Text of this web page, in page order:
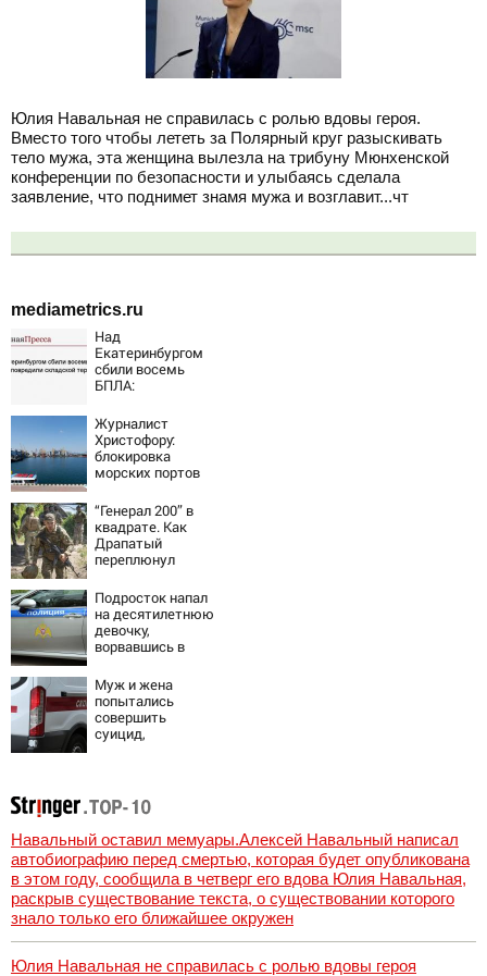
Юлия Навальная не справилась с ролью вдовы героя.
Вместо того чтобы лететь за Полярный круг разыскивать
тело мужа, эта женщина вылезла на трибуну Мюнхенской
конференции по безопасности и улыбаясь сделала
заявление, что поднимет знамя мужа и возглавит...чт
mediametrics.ru
Над
Екатеринбургом
сбили восемь
БПЛА:
800 сотрудников
Wildberries
Журналист
Христофору:
блокировка
морских портов
для Украины
“Генерал 200” в
квадрате. Как
Драпатый
переплюнул
Подросток напал
на десятилетнюю
девочку,
ворвавшись в
Муж и жена
попытались
совершить
суицид,
Навальный оставил мемуары.Алексей Навальный написал
автобиографию перед смертью, которая будет опубликована
в этом году, сообщила в четверг его вдова Юлия Навальная,
раскрыв существование текста, о существовании которого
знало только его ближайшее окружен
Юлия Навальная не справилась с ролью вдовы героя